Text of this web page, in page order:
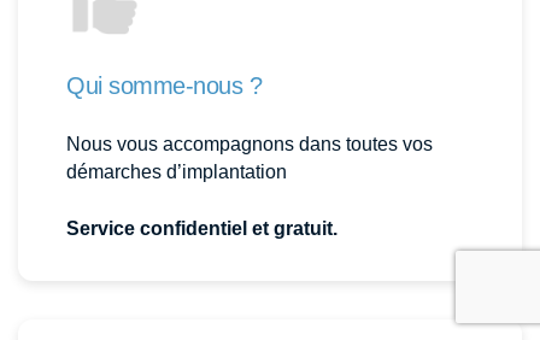
Qui somme-nous ?
Nous vous accompagnons dans toutes vos
démarches d’implantation
Service confidentiel et gratuit.